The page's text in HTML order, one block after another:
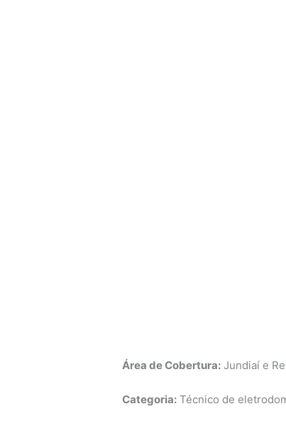
Área de Cobertura: Jundiaí e
Categoria: Técnico de